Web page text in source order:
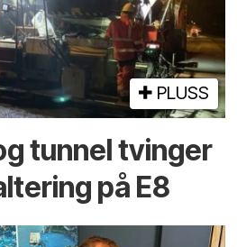
PLUSS
tunnel tvinger
på E8